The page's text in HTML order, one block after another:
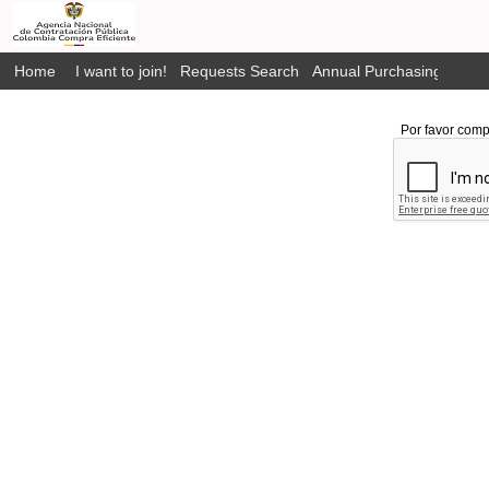
Home I want to join! Requests Search Annual Purchasing Plan
Por favor